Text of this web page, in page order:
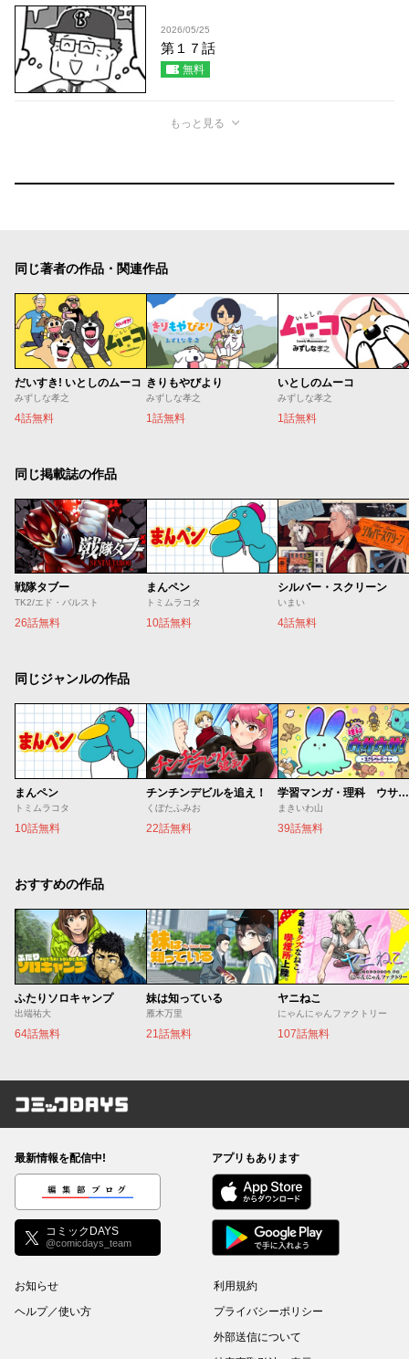
2026/05/25
第１７話
無料
もっと見る
同じ著者の作品・関連作品
だいすき! いとしのムーコ
みずしな孝之
4話無料
きりもやびより
みずしな孝之
1話無料
いとしのムーコ
みずしな孝之
1話無料
同じ掲載誌の作品
戦隊タブー
TK2/エド・バルスト
26話無料
まんペン
トミムラコタ
10話無料
シルバー・スクリーン
いまい
4話無料
同じジャンルの作品
まんペン
トミムラコタ
10話無料
チンチンデビルを追え！
くぼたふみお
22話無料
学習マンガ・理科 ウサウサ！
まきいわ山
39話無料
おすすめの作品
ふたりソロキャンプ
出端祐大
64話無料
妹は知っている
雁木万里
21話無料
ヤニねこ
にゃんにゃんファクトリー
107話無料
コミックDAYS
最新情報を配信中!
編集部ブログ
コミックDAYS
@comicdays_team
アプリもあります
お知らせ
ヘルプ／使い方
利用規約
プライバシーポリシー
外部送信について